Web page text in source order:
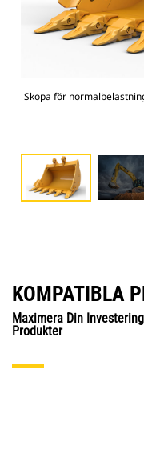
Skopa för
KOMPATIBLA
Maximera Din
Produkter